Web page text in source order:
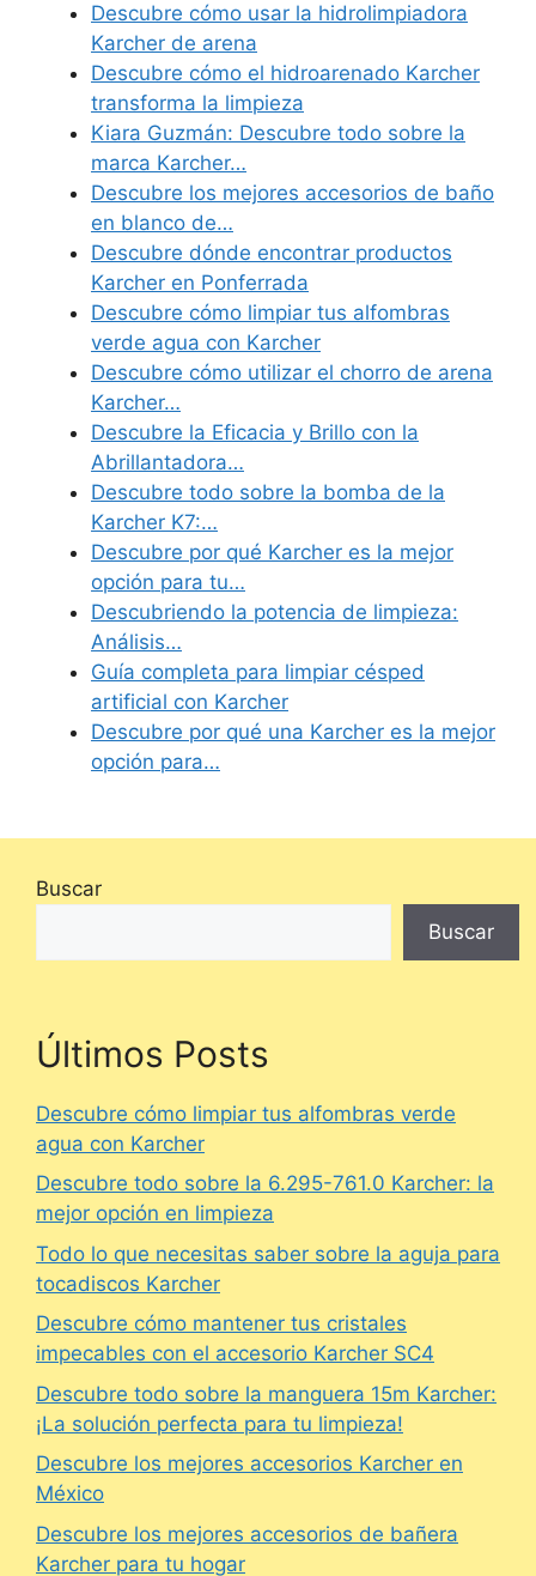
Descubre cómo usar la hidrolimpiadora
Karcher de arena
Descubre cómo el hidroarenado Karcher
transforma la limpieza
Kiara Guzmán: Descubre todo sobre la
marca Karcher…
Descubre los mejores accesorios de baño
en blanco de…
Descubre dónde encontrar productos
Karcher en Ponferrada
Descubre cómo limpiar tus alfombras
verde agua con Karcher
Descubre cómo utilizar el chorro de arena
Karcher…
Descubre la Eficacia y Brillo con la
Abrillantadora…
Descubre todo sobre la bomba de la
Karcher K7:…
Descubre por qué Karcher es la mejor
opción para tu…
Descubriendo la potencia de limpieza:
Análisis…
Guía completa para limpiar césped
artificial con Karcher
Descubre por qué una Karcher es la mejor
opción para…
Buscar
Buscar
Últimos Posts
Descubre cómo limpiar tus alfombras verde
agua con Karcher
Descubre todo sobre la 6.295-761.0 Karcher: la
mejor opción en limpieza
Todo lo que necesitas saber sobre la aguja para
tocadiscos Karcher
Descubre cómo mantener tus cristales
impecables con el accesorio Karcher SC4
Descubre todo sobre la manguera 15m Karcher:
¡La solución perfecta para tu limpieza!
Descubre los mejores accesorios Karcher en
México
Descubre los mejores accesorios de bañera
Karcher para tu hogar